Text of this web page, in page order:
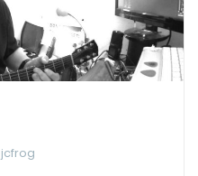
jcfrog